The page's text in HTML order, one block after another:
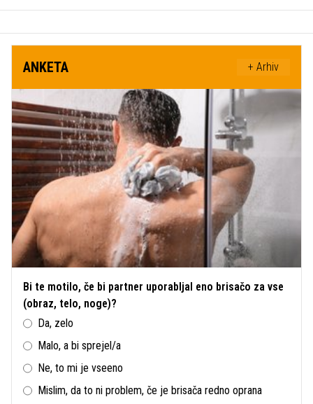
ANKETA + Arhiv
Bi te motilo, če bi partner uporabljal eno brisačo za vse
(obraz, telo, noge)?
Da, zelo
Malo, a bi sprejel/a
Ne, to mi je vseeno
Mislim, da to ni problem, če je brisača redno oprana